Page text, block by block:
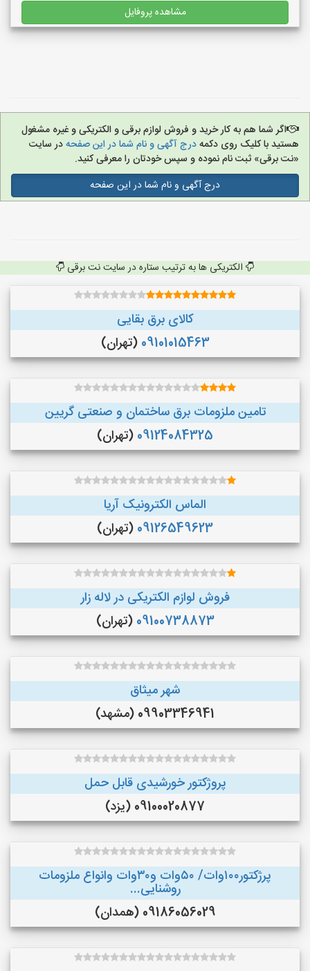
مشاهده پروفایل
اگر شما هم به کار خرید و فروش لوازم برقی و الکتریکی و غیره مشغول
هستید با کلیک روی دکمهدرج آگهی و نام شما در این صفحهدر سایت
«نت برقی» ثبت نام نموده و سپس خودتان را معرفی کنید.
درج آگهی و نام شما در این صفحه
الکتریکی ها به ترتیب ستاره در سایت نت برقی
کالای برق بقایی
09101015463 (تهران)
تامین ملزومات برق ساختمان و صنعتی گریین
09124084325 (تهران)
الماس الکترونیک آریا
09126549623 (تهران)
فروش لوازم الکتریکی در لاله زار
09100738873 (تهران)
شهر میثاق
09903346941 (مشهد)
پروژکتور خورشیدی قابل حمل
09100020877 (یزد)
پرژکتور۱۰۰وات/ ۵۰وات و۳۰وات وانواع ملزومات
روشنایی...
09186056029 (همدان)